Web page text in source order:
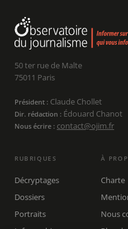
50 ter rue de Malte
75011 Paris
Président : Claude Chollet
Dir. rédaction : Édouard Chanot
Nous écrire : contact@ojim.fr
RUBRIQUES
Décryptages
Dossiers
Portraits
À
Charte
Nous